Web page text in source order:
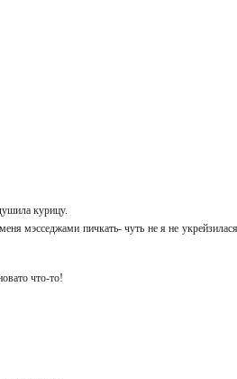
курицу.
мэсседжами пичкать- чуть не я не
что-то!